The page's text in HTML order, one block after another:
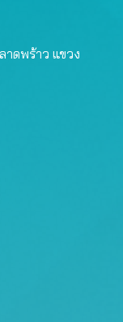
าดพร้าว แขวง